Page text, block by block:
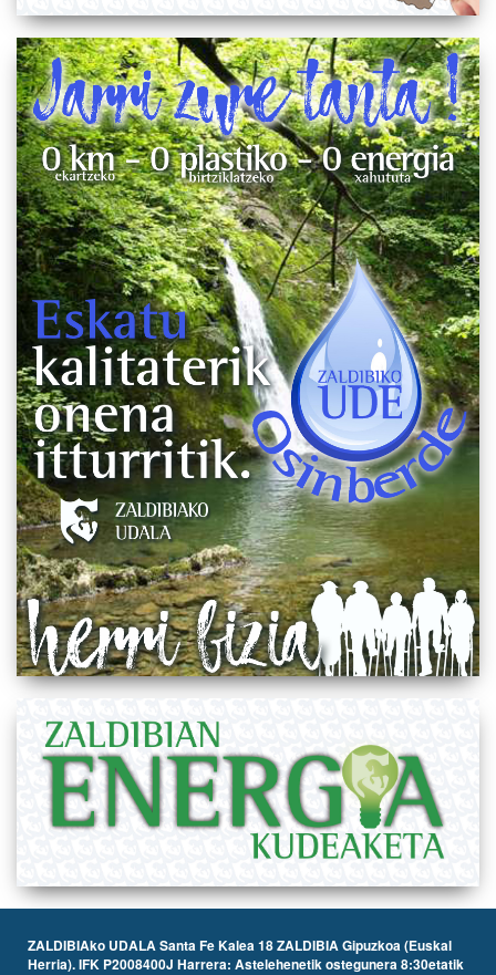
ZALDIBIAko UDALA Santa Fe Kalea 18 ZALDIBIA Gipuzkoa (Euskal
Herria). IFK P2008400J Harrera: Astelehenetik ostegunera 8:30etatik